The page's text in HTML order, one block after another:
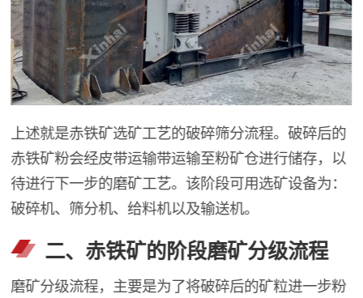
上述就是赤铁矿选矿工艺的破碎筛分流程。破碎后的
赤铁矿粉会经皮带运输带运输至粉矿仓进行储存，以
待进行下一步的磨矿工艺。该阶段可用选矿设备为：
破碎机、筛分机、给料机以及输送机。
二、赤铁矿的阶段磨矿分级流程
磨矿分级流程，主要是为了将破碎后的矿粒进一步粉